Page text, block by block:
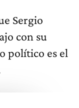
Sergio
con su
político es el